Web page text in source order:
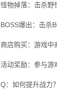
怪物掉落：击杀野
BOSS爆出：击杀
商店购买：游戏中
活动奖励：参与游
Q：如何提升战力？